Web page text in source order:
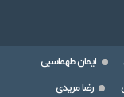
ایمان طهماسبی
رضا مریدی